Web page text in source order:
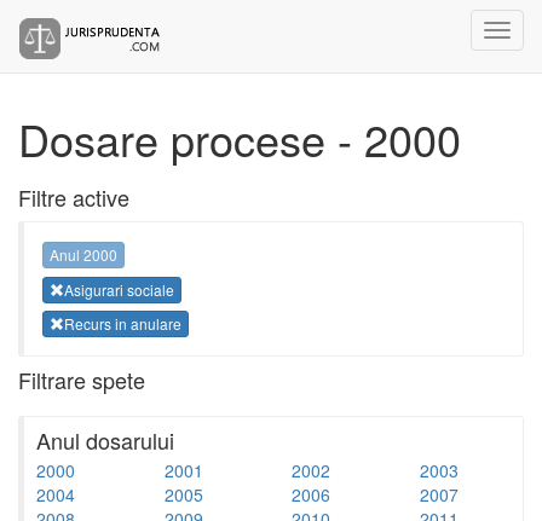
Dosare procese - 2000
Filtre active
Anul 2000
Asigurari sociale
Recurs in anulare
Filtrare spete
Anul dosarului
2000 2001 2002
2003
2004
2005 2006
2007